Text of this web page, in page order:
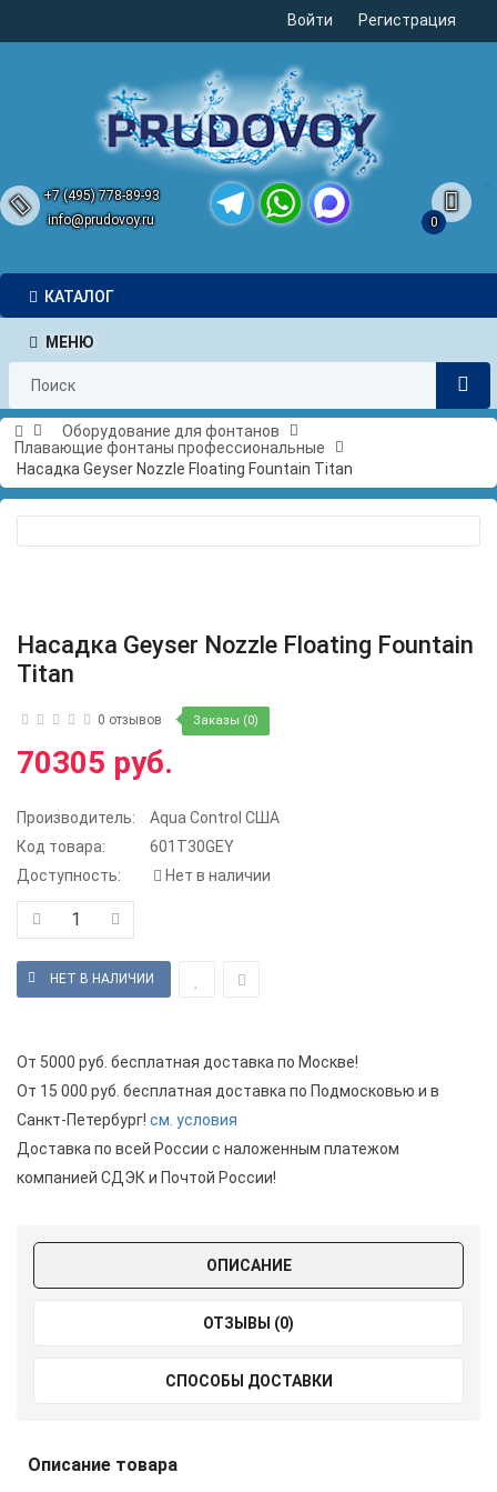
Войти Регистрация
+7 (495) 778-89-93
info@prudovoy.ru
0
КАТАЛОГ
МЕНЮ
Оборудование для фонтанов
Плавающие фонтаны профессиональные
Насадка Geyser Nozzle Floating Fountain Titan
Насадка Geyser Nozzle Floating Fountain
Titan
0 отзывов Заказы (0)
70305 руб.
Производитель:
Aqua Control США
Код товара:
601T30GEY
Доступность:
Нет в наличии
От 5000 руб. бесплатная доставка по Москве!
От 15 000 руб. бесплатная доставка по Подмосковью и в
Санкт-Петербург! см. условия
Доставка по всей России с наложенным платежом
компанией СДЭК и Почтой России!
ОПИСАНИЕ
ОТЗЫВЫ (0)
СПОСОБЫ ДОСТАВКИ
Описание товара